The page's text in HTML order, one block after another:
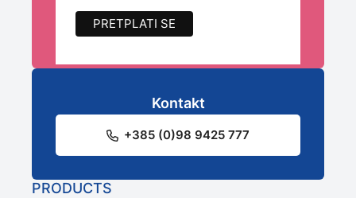
Kontakt
+385 (0)98 9425 777
PRODUCTS